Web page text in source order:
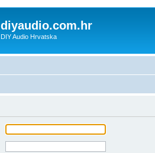
diyaudio.com.hr
DIY Audio Hrvatska